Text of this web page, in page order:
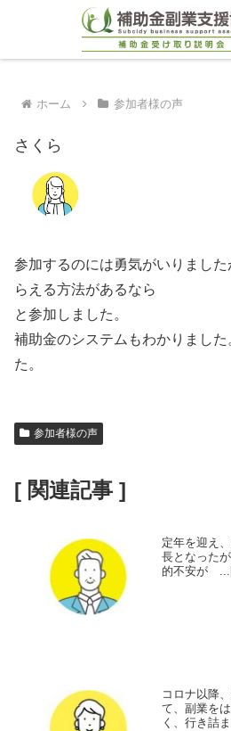
ホーム 参加者様の声
さくら
参加するのには勇気がいりまし
らえる方法があるなら
と参加しました。
補助金のシステムもわかりまし
た。
参加者様の声
[ 関連記事 ]
定年を迎え
長となった
的不安が
コロナ以降
て、副業を
く、行き詰